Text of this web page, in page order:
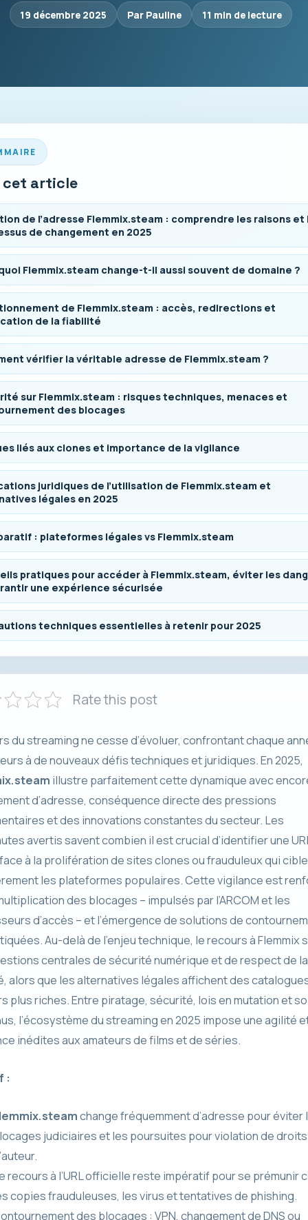
19 décembre 2025 Par Pauline 11 min de lecture
cet article
de l’adresse Flemmix.steam : comprendre les raisons et
de changement en 2025
Flemmix.steam change-t-il aussi souvent de domaine ?
de Flemmix.steam : accès, redirections et
de la fiabilité
vérifier la véritable adresse de Flemmix.steam ?
sur Flemmix.steam : risques techniques, menaces et
des blocages
liés aux clones et importance de la vigilance
juridiques de l’utilisation de Flemmix.steam et
légales en 2025
: plateformes légales vs Flemmix.steam
pratiques pour accéder à Flemmix.steam, éviter les
une expérience sécurisée
techniques essentielles à retenir pour 2025
Rate this post
du streaming ne cesse d’évoluer, confrontant chaque
à de nouveaux défis techniques et juridiques. En 2025,
illustre parfaitement cette dynamique avec
d’adresse, conséquence directe des pressions
et des innovations constantes du secteur. Les
avertis savent combien il est crucial d’identifier une
à la prolifération de sites clones ou frauduleux qui
les plateformes populaires. Cette vigilance est
des blocages – impulsés par l’ARCOM et les
d’accès – et l’émergence de solutions de
Au-delà de l’enjeu technique, le recours à Flemmix
centrales de sécurité numérique et de respect de la
alors que les alternatives légales affichent des
plus riches. Entre piratage, sécurité, lois en mutation et
l’écosystème du streaming en 2025 impose une agilité
inédites aux amateurs de films et de séries.
:
change fréquemment d’adresse pour éviter
judiciaires et les poursuites pour violation de droits
recours à l’URL officielle reste impératif pour se prémunir
copies frauduleuses, les virus et tentatives de phishing.
des blocages : VPN, changement de DNS ou